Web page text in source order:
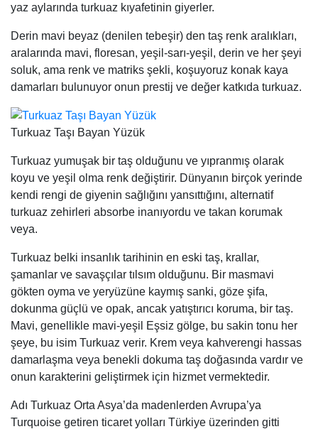
yaz aylarında turkuaz kıyafetinin giyerler.
Derin mavi beyaz (denilen tebeşir) den taş renk aralıkları,
aralarında mavi, floresan, yeşil-sarı-yeşil, derin ve her şeyi
soluk, ama renk ve matriks şekli, koşuyoruz konak kaya
damarları bulunuyor onun prestij ve değer katkıda turkuaz.
Turkuaz Taşı Bayan Yüzük
Turkuaz yumuşak bir taş olduğunu ve yıpranmış olarak
koyu ve yeşil olma renk değiştirir. Dünyanın birçok yerinde
kendi rengi de giyenin sağlığını yansıttığını, alternatif
turkuaz zehirleri absorbe inanıyordu ve takan korumak
veya.
Turkuaz belki insanlık tarihinin en eski taş, krallar,
şamanlar ve savaşçılar tılsım olduğunu. Bir masmavi
gökten oyma ve yeryüzüne kaymış sanki, göze şifa,
dokunma güçlü ve opak, ancak yatıştırıcı koruma, bir taş.
Mavi, genellikle mavi-yeşil Eşsiz gölge, bu sakin tonu her
şeye, bu isim Turkuaz verir. Krem veya kahverengi hassas
damarlaşma veya benekli dokuma taş doğasında vardır ve
onun karakterini geliştirmek için hizmet vermektedir.
Adı Turkuaz Orta Asya’da madenlerden Avrupa’ya
Turquoise getiren ticaret yolları Türkiye üzerinden gitti